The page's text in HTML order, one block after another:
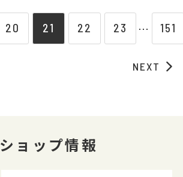
20 21 22 23 ⋯ 151
NEXT
ショップ情報